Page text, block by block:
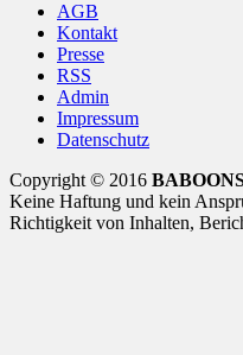
AGB
Kontakt
Presse
RSS
Admin
Impressum
Datenschutz
Copyright © 2016
Keine Haftung und kein
Richtigkeit von Inhalten,